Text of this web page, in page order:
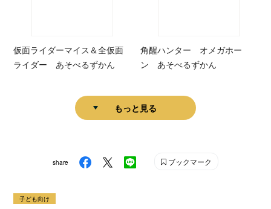
仮面ライダーマイス＆全仮面
ライダー あそべるずかん
角醒ハンター オメガホー
ン あそべるずかん
もっと見る
share ブックマーク
子ども向け